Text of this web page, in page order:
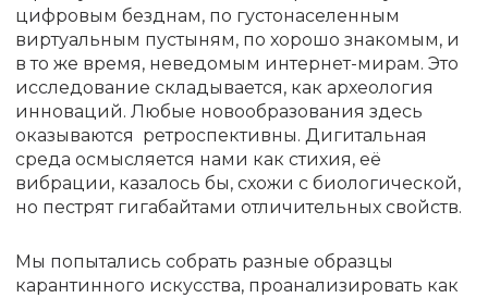
цифровым безднам, по густонаселенным
виртуальным пустыням, по хорошо знакомым, и
в то же время, неведомым интернет-мирам. Это
исследование складывается, как археология
инноваций. Любые новообразования здесь
оказываются ретроспективны. Дигитальная
среда осмысляется нами как стихия, её
вибрации, казалось бы, схожи с биологической,
но пестрят гигабайтами отличительных свойств.
Мы попытались собрать разные образцы
карантинного искусства, проанализировать как